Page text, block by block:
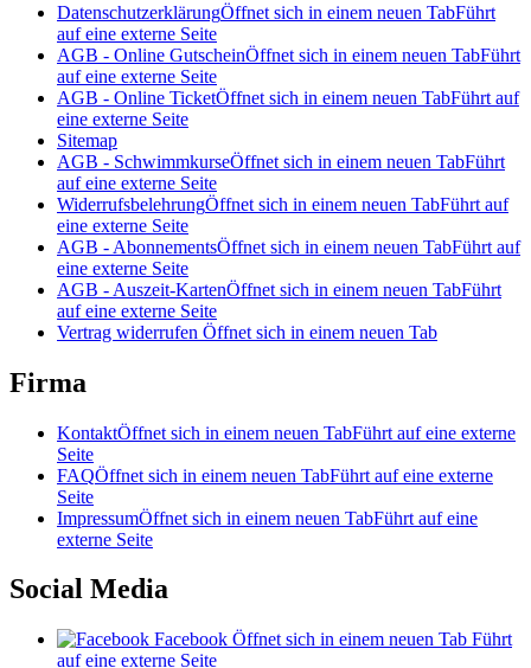
DatenschutzerklärungÖffnet sich in einem neuen TabFührt
auf eine externe Seite
AGB - Online GutscheinÖffnet sich in einem neuen TabFührt
auf eine externe Seite
AGB - Online TicketÖffnet sich in einem neuen TabFührt auf
eine externe Seite
Sitemap
AGB - SchwimmkurseÖffnet sich in einem neuen TabFührt
auf eine externe Seite
WiderrufsbelehrungÖffnet sich in einem neuen TabFührt auf
eine externe Seite
AGB - AbonnementsÖffnet sich in einem neuen TabFührt auf
eine externe Seite
AGB - Auszeit-KartenÖffnet sich in einem neuen TabFührt
auf eine externe Seite
Vertrag widerrufen Öffnet sich in einem neuen Tab
Firma
KontaktÖffnet sich in einem neuen TabFührt auf eine externe
Seite
FAQÖffnet sich in einem neuen TabFührt auf eine externe
Seite
ImpressumÖffnet sich in einem neuen TabFührt auf eine
externe Seite
Social Media
Facebook Öffnet sich in einem neuen Tab Führt
auf eine externe Seite